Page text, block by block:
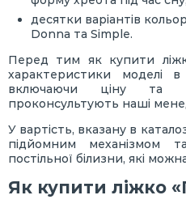
десятки варіантів
Donna та Simple.
Перед тим як купити
характеристики моделі
включаючи ціну та
проконсультують наші
У вартість, вказану в
підйомним механізмом
постільної білизни, які
Як купити ліжко